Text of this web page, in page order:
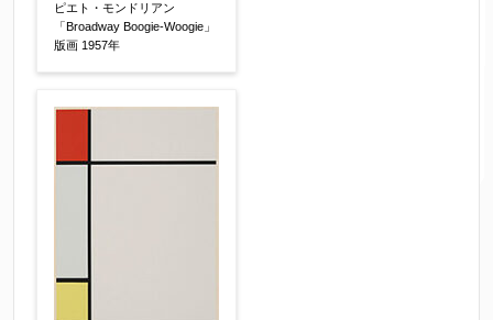
ピエト・モンドリアン
「Broadway Boogie-Woogie」
版画 1957年